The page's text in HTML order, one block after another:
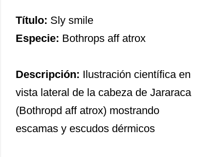
Título: Sly smile
Especie: Bothrops aff atrox
Descripción: Ilustración científica en
vista lateral de la cabeza de Jararaca
(Bothropd aff atrox) mostrando
escamas y escudos dérmicos